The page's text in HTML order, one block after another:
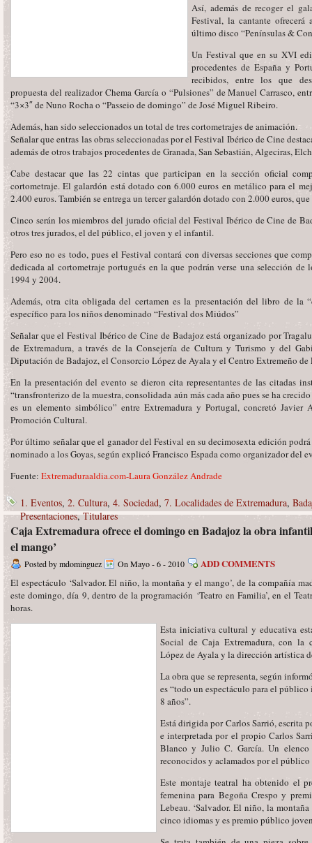
Así, además de recoger el
Festival, la cantante
último disco “Penínsulas &
Un Festival que en su XVI
procedentes de España y
recibidos, entre los que
propuesta del realizador Chema García o “Pulsiones” de Manuel Carrasco,
“3×3″ de Nuno Rocha o “Passeio de domingo” de José Miguel Ribeiro.
Además, han sido seleccionados un total de tres cortometrajes de animación.
Señalar que entras las obras seleccionadas por el Festival Ibérico de Cine
además de otros trabajos procedentes de Granada, San Sebastián, Algeciras,
Cabe destacar que las 22 cintas que participan en la sección oficial
cortometraje. El galardón está dotado con 6.000 euros en metálico para el
2.400 euros. También se entrega un tercer galardón dotado con 2.000 euros,
Cinco serán los miembros del jurado oficial del Festival Ibérico de Cine de
otros tres jurados, el del público, el joven y el infantil.
Pero eso no es todo, pues el Festival contará con diversas secciones que
dedicada al cortometraje portugués en la que podrán verse una selección de
1994 y 2004.
Además, otra cita obligada del certamen es la presentación del libro de la
específico para los niños denominado “Festival dos Miúdos”
Señalar que el Festival Ibérico de Cine de Badajoz está organizado por
de Extremadura, a través de la Consejería de Cultura y Turismo y del
Diputación de Badajoz, el Consorcio López de Ayala y el Centro Extremeño de
En la presentación del evento se dieron cita representantes de las citadas
“transfronterizo de la muestra, consolidada aún más cada año pues se ha
es un elemento simbólico” entre Extremadura y Portugal, concretó Javier
Promoción Cultural.
Por último señalar que el ganador del Festival en su decimosexta edición
nominado a los Goyas, según explicó Francisco Espada como organizador del
Fuente: Extremaduraaldia.com-Laura González Andrade
1. Eventos, 2. Cultura, 4. Sociedad, 7. Localidades de Extremadura,
Presentaciones,Titulares
Caja Extremadura ofrece el domingo en Badajoz la obra
el mango’
Posted by mdominguez On Mayo - 6 - 2010 ADD COMMENTS
El espectáculo ‘Salvador. El niño, la montaña y el mango’, de la compañía
este domingo, día 9, dentro de la programación ‘Teatro en Familia’, en el
horas.
Esta iniciativa cultural y educativa
Social de Caja Extremadura, con la
López de Ayala y la dirección artística
La obra que se representa, según
es “todo un espectáculo para el
8 años”.
Está dirigida por Carlos Sarrió, escrita
e interpretada por el propio Carlos
Blanco y Julio C. García. Un elenco
reconocidos y aclamados por el
Este montaje teatral ha obtenido el
femenina para Begoña Crespo y
Lebeau. ‘Salvador. El niño, la
cinco idiomas y es premio público